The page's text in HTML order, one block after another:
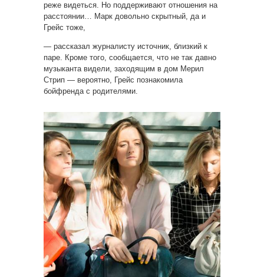
реже видеться. Но поддерживают отношения на
расстоянии… Марк довольно скрытный, да и
Грейс тоже,
— рассказал журналисту источник, близкий к
паре. Кроме того, сообщается, что не так давно
музыканта видели, заходящим в дом Мерил
Стрип — вероятно, Грейс познакомила
бойфренда с родителями.